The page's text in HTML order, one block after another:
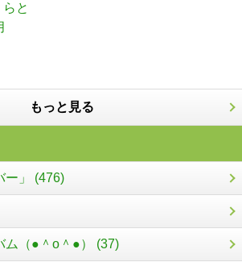
と
もっと見る
ー」 (476)
ム（●＾o＾●） (37)